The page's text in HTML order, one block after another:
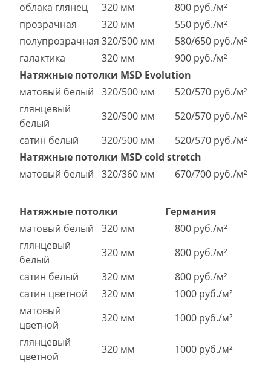
облака глянец
320 мм
800 руб./м²
прозрачная
320 мм
550 руб./м²
полупрозрачная 320/500 мм
580/650 руб./м²
галактика
320 мм
900 руб./м²
Натяжные потолки MSD Evolution
матовый белый
320/500 мм
520/570 руб./м²
глянцевый
белый
320/500 мм
520/570 руб./м²
сатин белый
320/500 мм
520/570 руб./м²
Натяжные потолки MSD cold stretch
матовый белый
320/360 мм 670/700 руб./м²
Натяжные потолки
Германия
матовый белый
320 мм
800 руб./м²
глянцевый
белый
320 мм
800 руб./м²
сатин белый
320 мм
800 руб./м²
сатин цветной
320 мм
1000 руб./м²
матовый
цветной
320 мм
1000 руб./м²
глянцевый
цветной
320 мм 1000 руб./м²